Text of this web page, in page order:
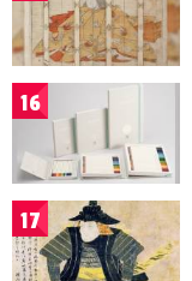
16
17